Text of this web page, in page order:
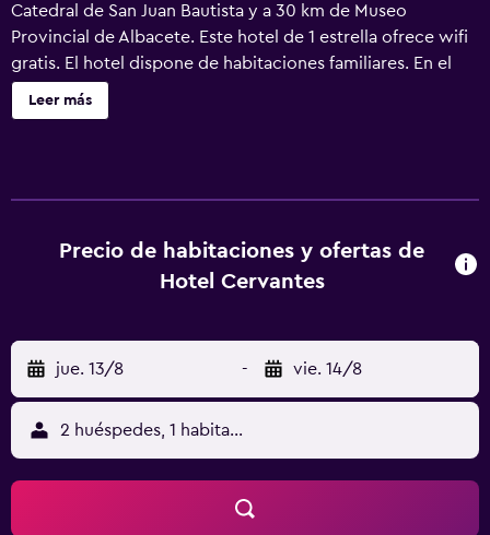
Catedral de San Juan Bautista y a 30 km de Museo
Provincial de Albacete. Este hotel de 1 estrella ofrece wifi
gratis. El hotel dispone de habitaciones familiares. En el
hotel, cada habitación incluye escritorio, TV de pantalla
plana, baño privado, ropa de cama y toallas. Las
Leer más
Precio de habitaciones y ofertas de
Hotel Cervantes
jue. 13/8 - vie. 14/8
2 huéspedes, 1 habitación